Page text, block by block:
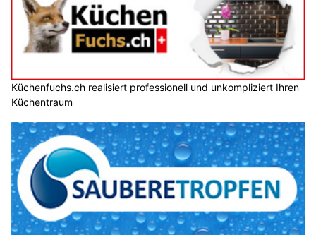
Küchenfuchs.ch realisiert professionell und unkompliziert Ihren
Küchentraum